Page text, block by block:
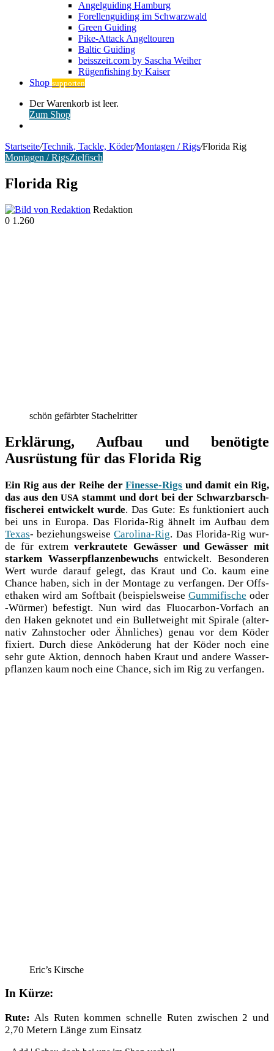
Angelguiding Hamburg
Forellenguiding im Schwarzwald
Green Guiding
Pike-Attack Angeltouren
Baltic Guiding
beisszeit.com by Sascha Weiher
Rügenfishing by Kaiser
Shop supporten
Warenkorb
ansehen
Der Warenkorb ist leer.
Zum Shop
Startseite/Technik, Tackle, Köder/Montagen / Rigs/Florida Rig
Montagen / RigsZielfisch
Florida Rig
Redaktion
0 1.260
schön gefärbter Stachelritter
Erklärung, Aufbau und benötigte
Ausrüstung für das Florida Rig
Ein Rig aus der Rei­he derFines­se-Rigs und damit ein Rig,
das aus den USA stammt und dort bei der Schwarz­barsch­
fi­sche­rei ent­wi­ckelt wur­de. Das Gute: Es funk­tio­niert auch
bei uns in Euro­pa. Das Flo­ri­da-Rig ähnelt im Auf­bau dem
Texas- bezie­hungs­wei­seCaro­li­na-Rig. Das Flo­ri­da-Rig wur­
de für extremver­krau­te­te Gewäs­ser und Gewäs­ser mit
star­kem Was­ser­pflan­zen­be­wuchsent­wi­ckelt. Beson­de­ren
Wert wur­de dar­auf gelegt, das Kraut und Co. kaum eine
Chan­ce haben, sich in der Mon­ta­ge zu ver­fan­gen. Der Off­s­
et­ha­ken wird am Soft­bait (bei­spiels­wei­se Gum­mi­fi­sche oder
‑Wür­mer) befes­tigt. Nun wird das Flu­o­car­bon-Vor­fach an
den Haken gekno­tet und ein Bul­let­weight mit Spi­ra­le (alter­
na­tiv Zahn­sto­cher oder Ähn­li­ches) genau vor dem Köder
fixiert. Durch die­se Ankö­de­rung hat der Köder noch eine
sehr gute Akti­on, den­noch haben Kraut und ande­re Was­ser­
pflan­zen kaum noch eine Chan­ce, sich im Rig zu verfangen.
Eric’s Kir­sche
In Kürze:
Rute: Als Ruten kom­men schnel­le Ruten zwi­schen 2 und
2,70 Metern Län­ge zum Einsatz